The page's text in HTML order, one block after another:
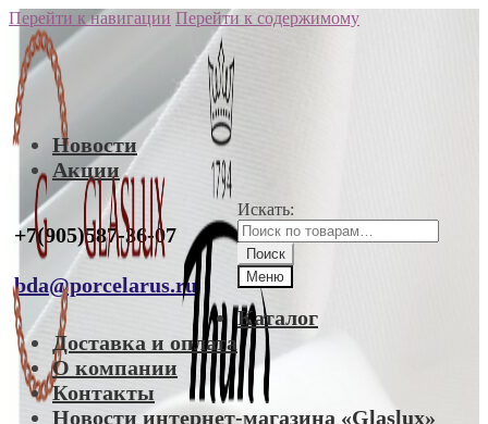
Перейти к навигации Перейти к содержимому
Новости
Акции
+7(905)587-36-07
bda@porcelarus.ru
Искать:
Поиск
Меню
Каталог
Доставка и оплата
О компании
Контакты
Новости интернет-магазина «Glaslux»